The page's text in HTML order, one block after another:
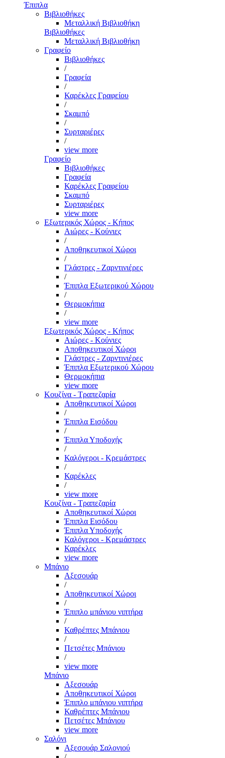
Έπιπλα
Βιβλιοθήκες
Μεταλλική Βιβλιοθήκη
Βιβλιοθήκες
Μεταλλική Βιβλιοθήκη
Γραφείο
Βιβλιοθήκες
/
Γραφεία
/
Καρέκλες Γραφείου
/
Σκαμπό
/
Συρταριέρες
/
view more
Γραφείο
Βιβλιοθήκες
Γραφεία
Καρέκλες Γραφείου
Σκαμπό
Συρταριέρες
view more
Εξωτερικός Χώρος - Κήπος
Αιώρες - Κούνιες
/
Αποθηκευτικοί Χώροι
/
Γλάστρες - Ζαρντινιέρες
/
Έπιπλα Εξωτερικού Χώρου
/
Θερμοκήπια
/
view more
Εξωτερικός Χώρος - Κήπος
Αιώρες - Κούνιες
Αποθηκευτικοί Χώροι
Γλάστρες - Ζαρντινιέρες
Έπιπλα Εξωτερικού Χώρου
Θερμοκήπια
view more
Κουζίνα - Τραπεζαρία
Αποθηκευτικοί Χώροι
/
Έπιπλα Εισόδου
/
Έπιπλα Υποδοχής
/
Καλόγεροι - Κρεμάστρες
/
Καρέκλες
/
view more
Κουζίνα - Τραπεζαρία
Αποθηκευτικοί Χώροι
Έπιπλα Εισόδου
Έπιπλα Υποδοχής
Καλόγεροι - Κρεμάστρες
Καρέκλες
view more
Μπάνιο
Αξεσουάρ
/
Αποθηκευτικοί Χώροι
/
Έπιπλο μπάνιου νιπτήρα
/
Καθρέπτες Μπάνιου
/
Πετσέτες Μπάνιου
/
view more
Μπάνιο
Αξεσουάρ
Αποθηκευτικοί Χώροι
Έπιπλο μπάνιου νιπτήρα
Καθρέπτες Μπάνιου
Πετσέτες Μπάνιου
view more
Σαλόνι
Αξεσουάρ Σαλονιού